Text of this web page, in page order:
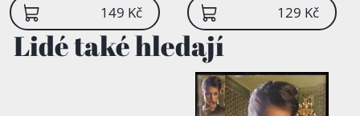
149 Kč 129 Kč
Lidé také hledají